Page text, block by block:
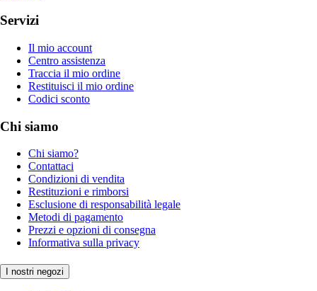
Servizi
Il mio account
Centro assistenza
Traccia il mio ordine
Restituisci il mio ordine
Codici sconto
Chi siamo
Chi siamo?
Contattaci
Condizioni di vendita
Restituzioni e rimborsi
Esclusione di responsabilità legale
Metodi di pagamento
Prezzi e opzioni di consegna
Informativa sulla privacy
I nostri negozi